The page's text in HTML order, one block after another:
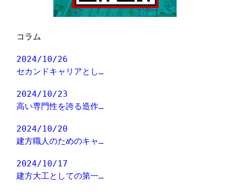
コラム
2024/10/26
セカンドキャリアとし…
2024/10/23
高い専門性を誇る造作…
2024/10/20
建方職人のためのキャ…
2024/10/17
建方大工としての第一…